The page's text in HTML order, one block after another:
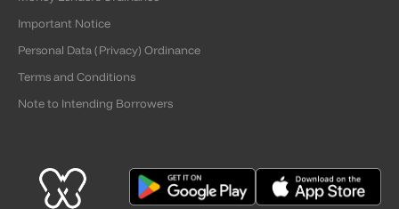
Important Notice
Personal Data (Privacy) Ordinance
Terms and Conditions
Note to Intending Borrowers